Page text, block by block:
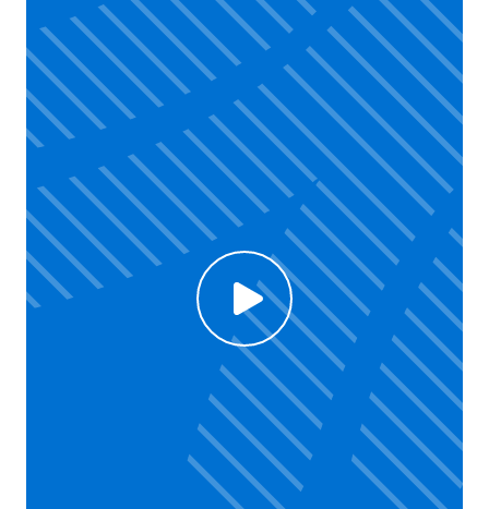
Voir la vidéo
Click to enable Youtube cookies and see content